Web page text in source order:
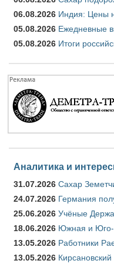
06.08.2026 Индия: Цены
05.08.2026 Ежедневные
05.08.2026 Итоги
Аналитика и
31.07.2026 Сахар
24.07.2026 Германия
25.06.2026 Учёные
18.06.2026 Южная и Юго-
13.05.2026 Работники
13.05.2026